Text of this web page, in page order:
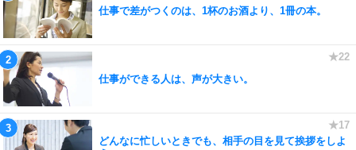
仕事で差がつくのは、1杯のお酒より、1冊の本。
仕事ができる人は、声が大きい。
どんなに忙しいときでも、相手の目を見て挨拶をしよ